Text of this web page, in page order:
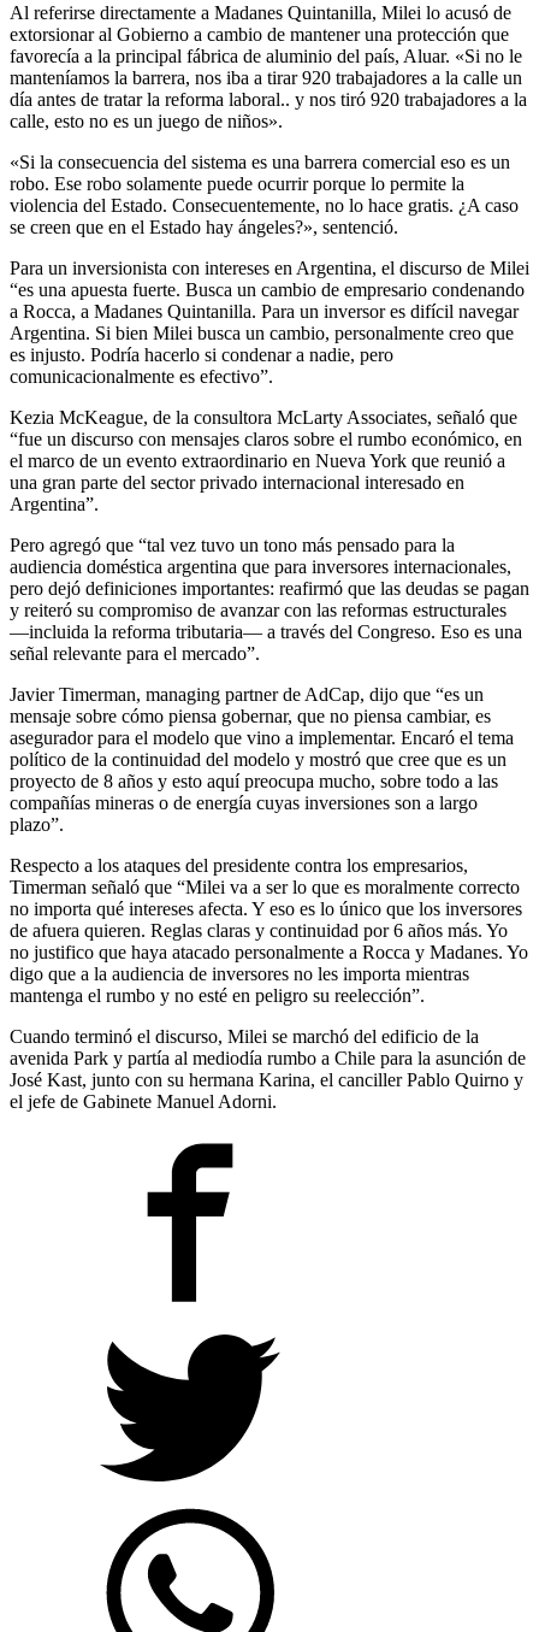
Al referirse directamente a Madanes Quintanilla, Milei lo acusó de
extorsionar al Gobierno a cambio de mantener una protección que
favorecía a la principal fábrica de aluminio del país, Aluar. «Si no le
manteníamos la barrera, nos iba a tirar 920 trabajadores a la calle un
día antes de tratar la reforma laboral.. y nos tiró 920 trabajadores a la
calle, esto no es un juego de niños».
«Si la consecuencia del sistema es una barrera comercial eso es un
robo. Ese robo solamente puede ocurrir porque lo permite la
violencia del Estado. Consecuentemente, no lo hace gratis. ¿A caso
se creen que en el Estado hay ángeles?», sentenció.
Para un inversionista con intereses en Argentina, el discurso de Milei
“es una apuesta fuerte. Busca un cambio de empresario condenando
a Rocca, a Madanes Quintanilla. Para un inversor es difícil navegar
Argentina. Si bien Milei busca un cambio, personalmente creo que
es injusto. Podría hacerlo si condenar a nadie, pero
comunicacionalmente es efectivo”.
Kezia McKeague, de la consultora McLarty Associates, señaló que
“fue un discurso con mensajes claros sobre el rumbo económico, en
el marco de un evento extraordinario en Nueva York que reunió a
una gran parte del sector privado internacional interesado en
Argentina”.
Pero agregó que “tal vez tuvo un tono más pensado para la
audiencia doméstica argentina que para inversores internacionales,
pero dejó definiciones importantes: reafirmó que las deudas se pagan
y reiteró su compromiso de avanzar con las reformas estructurales
—incluida la reforma tributaria— a través del Congreso. Eso es una
señal relevante para el mercado”.
Javier Timerman, managing partner de AdCap, dijo que “es un
mensaje sobre cómo piensa gobernar, que no piensa cambiar, es
asegurador para el modelo que vino a implementar. Encaró el tema
político de la continuidad del modelo y mostró que cree que es un
proyecto de 8 años y esto aquí preocupa mucho, sobre todo a las
compañías mineras o de energía cuyas inversiones son a largo
plazo”.
Respecto a los ataques del presidente contra los empresarios,
Timerman señaló que “Milei va a ser lo que es moralmente correcto
no importa qué intereses afecta. Y eso es lo único que los inversores
de afuera quieren. Reglas claras y continuidad por 6 años más. Yo
no justifico que haya atacado personalmente a Rocca y Madanes. Yo
digo que a la audiencia de inversores no les importa mientras
mantenga el rumbo y no esté en peligro su reelección”.
Cuando terminó el discurso, Milei se marchó del edificio de la
avenida Park y partía al mediodía rumbo a Chile para la asunción de
José Kast, junto con su hermana Karina, el canciller Pablo Quirno y
el jefe de Gabinete Manuel Adorni.